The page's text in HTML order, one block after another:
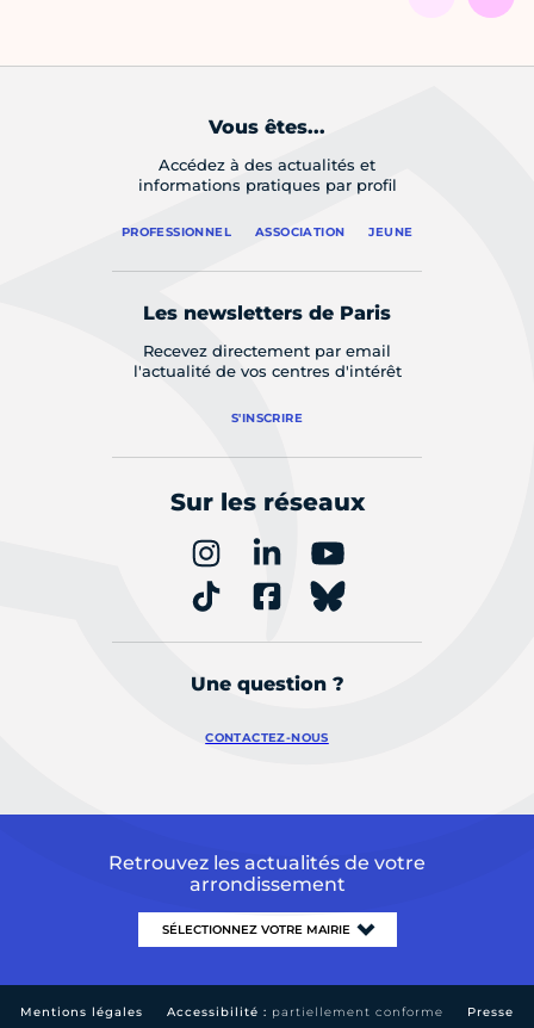
Vous êtes...
Accédez à des actualités et
informations pratiques par profil
PROFESSIONNEL ASSOCIATION JEUNE
Les newsletters de Paris
Recevez directement par email
l'actualité de vos centres d'intérêt
S'INSCRIRE
Sur les réseaux
Une question ?
CONTACTEZ-NOUS
Retrouvez les actualités de votre
arrondissement
Mentions légales Accessibilité : partiellement conforme Presse